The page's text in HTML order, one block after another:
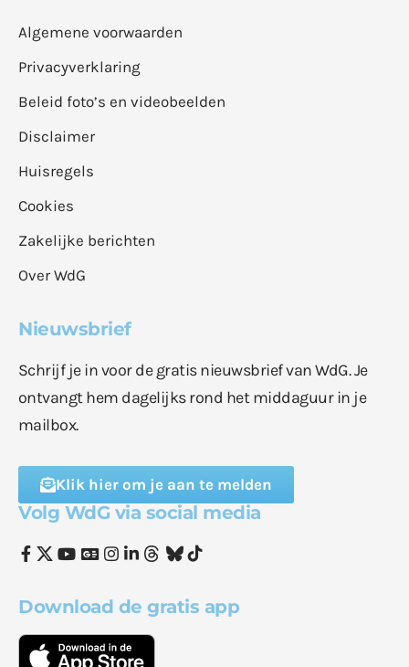
Algemene voorwaarden
Privacyverklaring
Beleid foto’s en videobeelden
Disclaimer
Huisregels
Cookies
Zakelijke berichten
Over WdG
Nieuwsbrief
Schrijf je in voor de gratis nieuwsbrief van WdG. Je
ontvangt hem dagelijks rond het middaguur in je
mailbox.
Klik hier om je aan te melden
Volg WdG via social media
Download de gratis app